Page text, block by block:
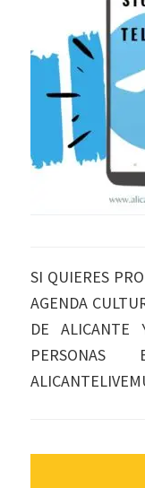
SI QUIERES
AGENDA
DE
PERSONAS